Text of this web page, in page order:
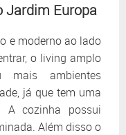
Jardim Europa
e moderno ao lado
o living amplo
ambientes
já que tem uma
A cozinha possui
Além disso o